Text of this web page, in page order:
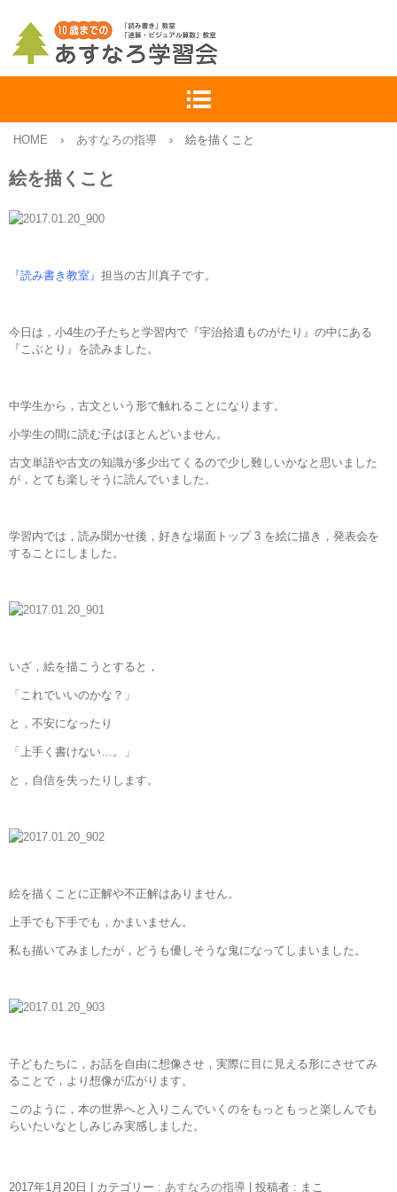
HOME › あすなろの指導 › 絵を描くこと
絵を描くこと
『読み書き教室』 担当の古川真子です。
今日は，小4生の子たちと学習内で『宇治拾遺ものがたり』の中にある
『こぶとり』を読みました。
中学生から，古文という形で触れることになります。
小学生の間に読む子はほとんどいません。
古文単語や古文の知識が多少出てくるので少し難しいかなと思いました
が，とても楽しそうに読んでいました。
学習内では，読み聞かせ後，好きな場面トップ 3 を絵に描き，発表会を
することにしました。
いざ，絵を描こうとすると，
「これでいいのかな？」
と，不安になったり
「上手く書けない…。」
と，自信を失ったりします。
絵を描くことに正解や不正解はありません。
上手でも下手でも，かまいません。
私も描いてみましたが，どうも優しそうな鬼になってしまいました。
子どもたちに，お話を自由に想像させ，実際に目に見える形にさせてみ
ることで，より想像が広がります。
このように，本の世界へと入りこんでいくのをもっともっと楽しんでも
らいたいなとしみじみ実感しました。
2017年1月20日 カテゴリー : あすなろの指導 投稿者 : まこ